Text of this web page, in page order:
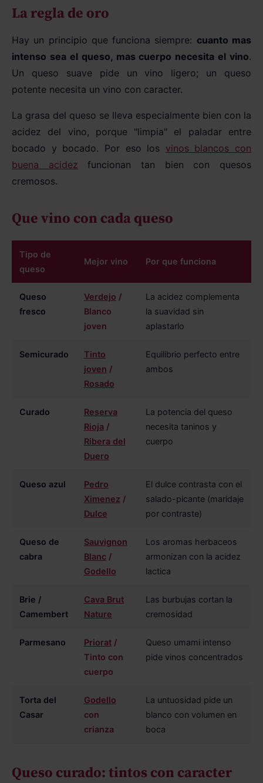
La regla de oro
Hay un principio que funciona siempre: cuanto mas
intenso sea el queso, mas cuerpo necesita el vino.
Un queso suave pide un vino ligero; un queso
potente necesita un vino con caracter.
La grasa del queso se lleva especialmente bien con la
acidez del vino, porque "limpia" el paladar entre
bocado y bocado. Por eso los vinos blancos con
buena acidez funcionan tan bien con quesos
cremosos.
Que vino con cada queso
Tipo de
queso
Mejor vino Por que funciona
Queso
fresco
Verdejo /
Blanco
joven
La acidez complementa
la suavidad sin
aplastarlo
Semicurado
Tinto
joven /
Rosado
Equilibrio perfecto entre
ambos
Curado
Reserva
Rioja /
Ribera del
Duero
La potencia del queso
necesita taninos y
cuerpo
Queso azul
Pedro
Ximenez /
Dulce
El dulce contrasta con el
salado-picante (maridaje
por contraste)
Queso de
cabra
Sauvignon
Blanc/
Godello
Los aromas herbaceos
armonizan con la acidez
lactica
Brie /
Camembert
Cava Brut
Nature
Las burbujas cortan la
cremosidad
Parmesano Priorat/
Tinto con
cuerpo
Queso umami intenso
pide vinos concentrados
Torta del
Casar
Godello
con
crianza
La untuosidad pide un
blanco con volumen en
boca
Queso curado: tintos con caracter